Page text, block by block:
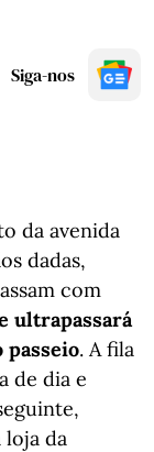
Siga-nos
da avenida
dadas,
com
ultrapassará
passeio. A fila
de dia e
loja da